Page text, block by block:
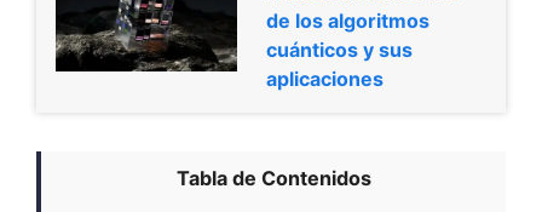
de los algoritmos
cuánticos y sus
aplicaciones
Tabla de Contenidos